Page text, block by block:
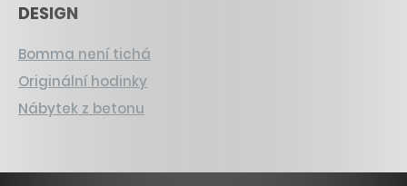
DESIGN
Bomma není tichá
Originální hodinky
Nábytek z betonu